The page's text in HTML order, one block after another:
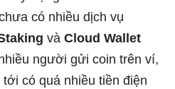
có nhiều dịch vụ
và Cloud Wallet
người gửi coin trên ví,
có quá nhiều tiền điện